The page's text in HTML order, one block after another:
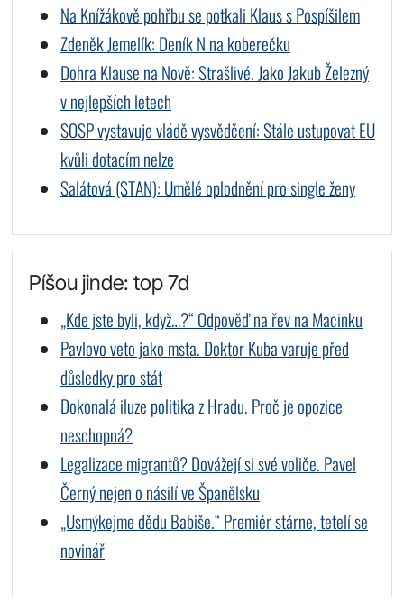
Na Knížákově pohřbu se potkali Klaus s Pospíšilem
Zdeněk Jemelík: Deník N na koberečku
Dohra Klause na Nově: Strašlivé. Jako Jakub Železný
v nejlepších letech
SOSP vystavuje vládě vysvědčení: Stále ustupovat EU
kvůli dotacím nelze
Salátová (STAN): Umělé oplodnění pro single ženy
Píšou jinde: top 7d
„Kde jste byli, když…?“ Odpověď na řev na Macinku
Pavlovo veto jako msta. Doktor Kuba varuje před
důsledky pro stát
Dokonalá iluze politika z Hradu. Proč je opozice
neschopná?
Legalizace migrantů? Dovážejí si své voliče. Pavel
Černý nejen o násilí ve Španělsku
„Usmýkejme dědu Babiše.“ Premiér stárne, tetelí se
novinář